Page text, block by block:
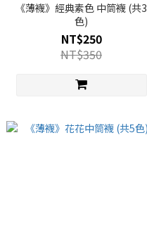
《薄襪》經典素色 中筒襪 (共3
色)
NT$250
NT$350